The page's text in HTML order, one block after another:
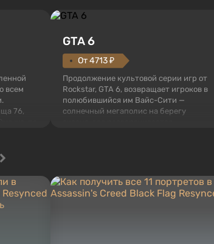
всем
76,
бомбы.
GTA 6
От 4713 ₽
Продолжение культовой серии игр от
Rockstar, GTA 6, возвращает игроков в
полюбившийся им Вайс-Сити —
солнечный мегаполис на берегу
неприятности. И...